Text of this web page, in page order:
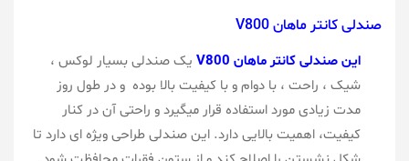
صندلی کانتر ماهان V800
این صندلی کانتر ماهان V800
یک صندلی بسیار لوکس ،
شیک ، راحت ، با دوام و با کیفیت بالا بوده و در طول روز
مدت زیادی مورد استفاده قرار میگیرد و راحتی آن در کنار
کیفیت، اهمیت بالایی دارد. این صندلی طراحی ویژه ای دارد تا